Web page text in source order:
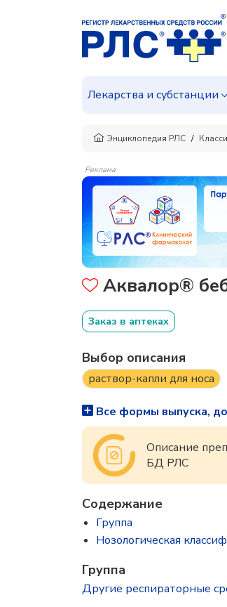
Лекарства и субстанции
Энциклопедия РЛС
Реклама
Аквалор®
Заказ в аптеках
Выбор описания
раствор-капли для носа
Все формы выпуска,
Описание
БД РЛС
Содержание
Группа
Нозологическая
Группа
Другие респираторные